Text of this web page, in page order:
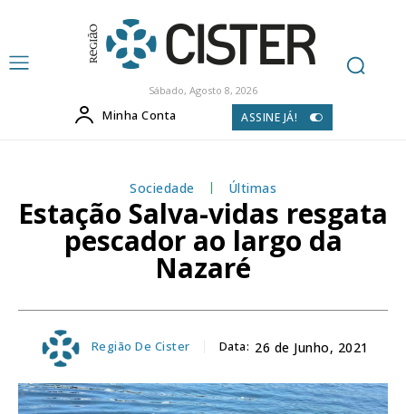
Sábado, Agosto 8, 2026
Minha Conta ASSINE JÁ!
Sociedade Últimas
Estação Salva-vidas resgata
pescador ao largo da
Nazaré
Região De Cister Data: 26 de Junho, 2021